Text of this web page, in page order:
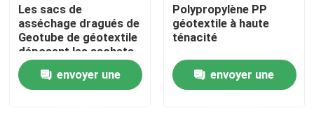
Produits
Vidéos
Les sacs de
asséchage dragués de
Geotube de géotextile
déposent les sachets
filtre
envoyer une
Polypropylène PP
géotextile à haute
ténacité
envoyer une